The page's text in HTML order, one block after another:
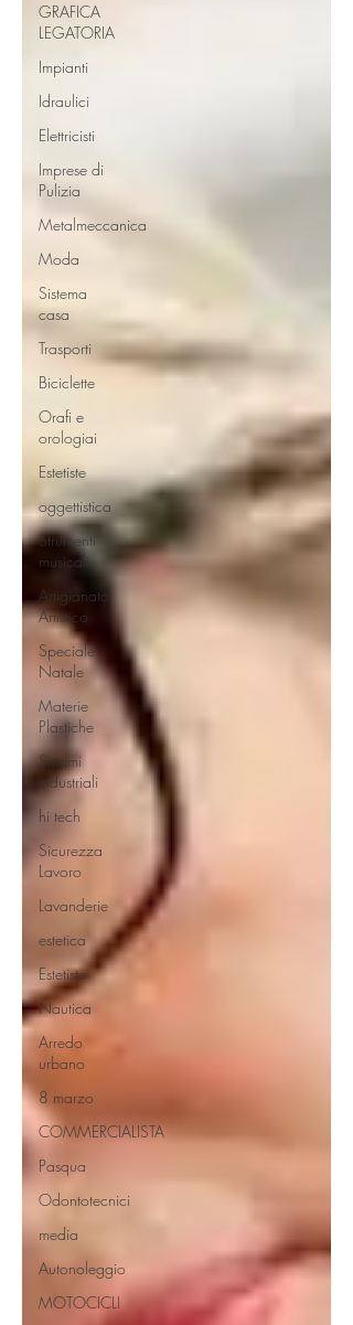
GRAFICA
LEGATORIA
Impianti
Idraulici
Elettricisti
Imprese di
Pulizia
Metalmeccanica
Moda
Sistema
casa
Trasporti
Biciclette
Orafi e
orologiai
Estetiste
oggettistica
Strumenti
musicali
Artigianato
Artistico
Speciale
Natale
Materie
Plastiche
Sistemi
industriali
hi tech
Sicurezza
Lavoro
Lavanderie
estetica
Estetiste
Nautica
Arredo
urbano
8 marzo
COMMERCIALISTA
Pasqua
Odontotecnici
media
Autonoleggio
MOTOCICLI